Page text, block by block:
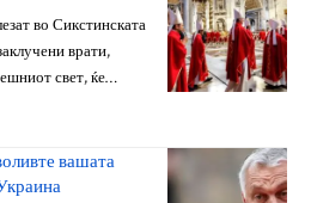
во Сикстинската
врати,
свет, ќе…
вашата